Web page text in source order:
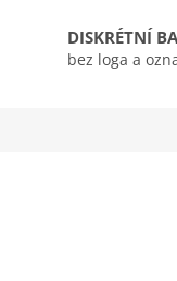
DISKRÉTNÍ
bez loga a